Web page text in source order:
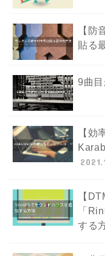
【防
貼る
9曲
【効
【
「
する